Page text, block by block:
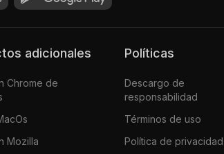
adicionales
Chrome de
Mozilla
Políticas
Descargo de
responsabilidad
Términos de uso
Política de privacidad